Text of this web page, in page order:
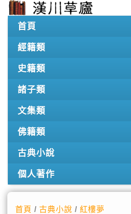
首頁
經籍類
史籍類
諸子類
文集類
佛籍類
古典小說
個人著作
首頁 /古典小說 /紅樓夢